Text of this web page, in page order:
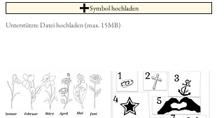
Symbol hochladen
Unterstützte Datei hochladen (max. 15MB)